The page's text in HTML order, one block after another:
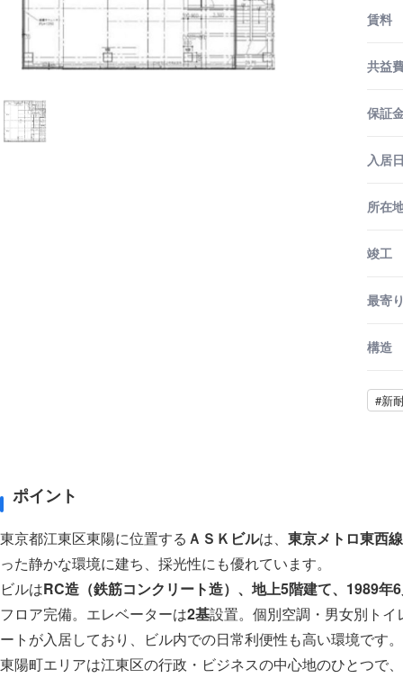
賃料
共益
保証
入居
所在
竣工
最寄
構造
#新
ポイント
東京都江東区東陽に位置する ＡＳＫビルは、 東京メトロ東西
った静かな環境に建ち、採光性にも優れています。
ビルはRC造（鉄筋コンクリート造）、地上5階建て、1989年
フロア完備。エレベーターは2基設置。個別空調・男女別ト
ートが入居しており、ビル内での日常利便性も高い環境です。
東陽町エリアは江東区の行政・ビジネスの中心地のひとつで